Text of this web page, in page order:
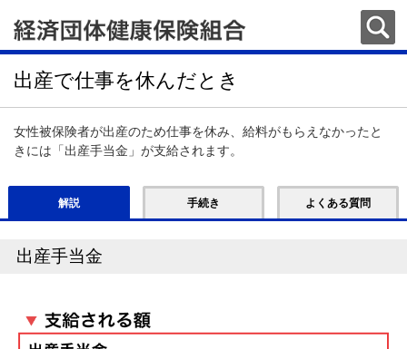
出産で仕事を休んだとき
女性被保険者が出産のため仕事を休み、給料がもらえなかったと
きには「出産手当金」が支給されます。
解説 手続き よくある質問
出産手当金